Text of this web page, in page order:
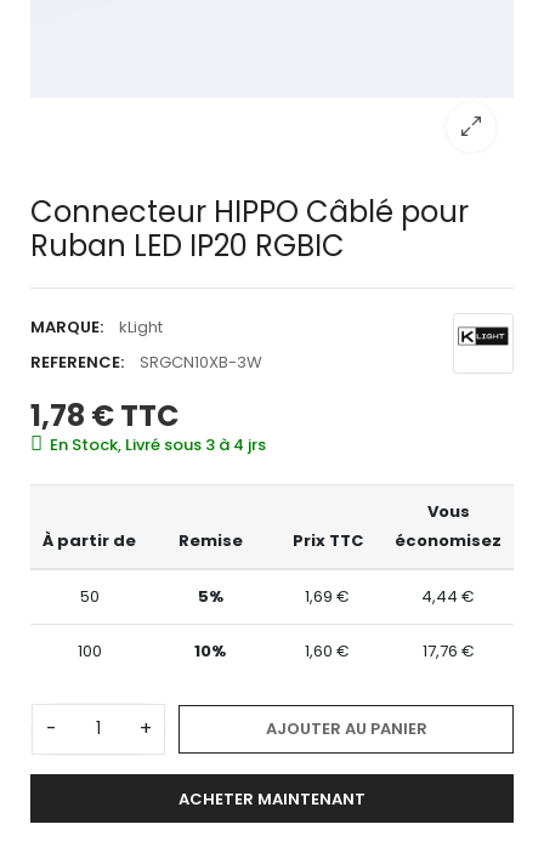
Connecteur HIPPO Câblé pour
Ruban LED IP20 RGBIC
MARQUE:
kLight
REFERENCE:
SRGCN10XB-3W
1,78 €TTC
En Stock, Livré sous 3 à 4 jrs
À partir de Remise Prix TTC
Vous
économisez
50 5% 1,69 € 4,44 €
100 10% 1,60 € 17,76 €
- + AJOUTER AU PANIER
ACHETER MAINTENANT